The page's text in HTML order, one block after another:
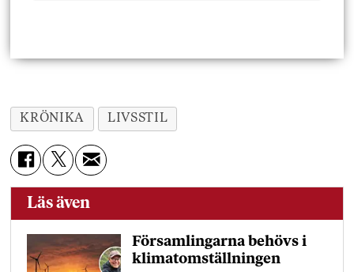
KRÖNIKA LIVSSTIL
Läs även
Församlingarna behövs i
klimatomställningen